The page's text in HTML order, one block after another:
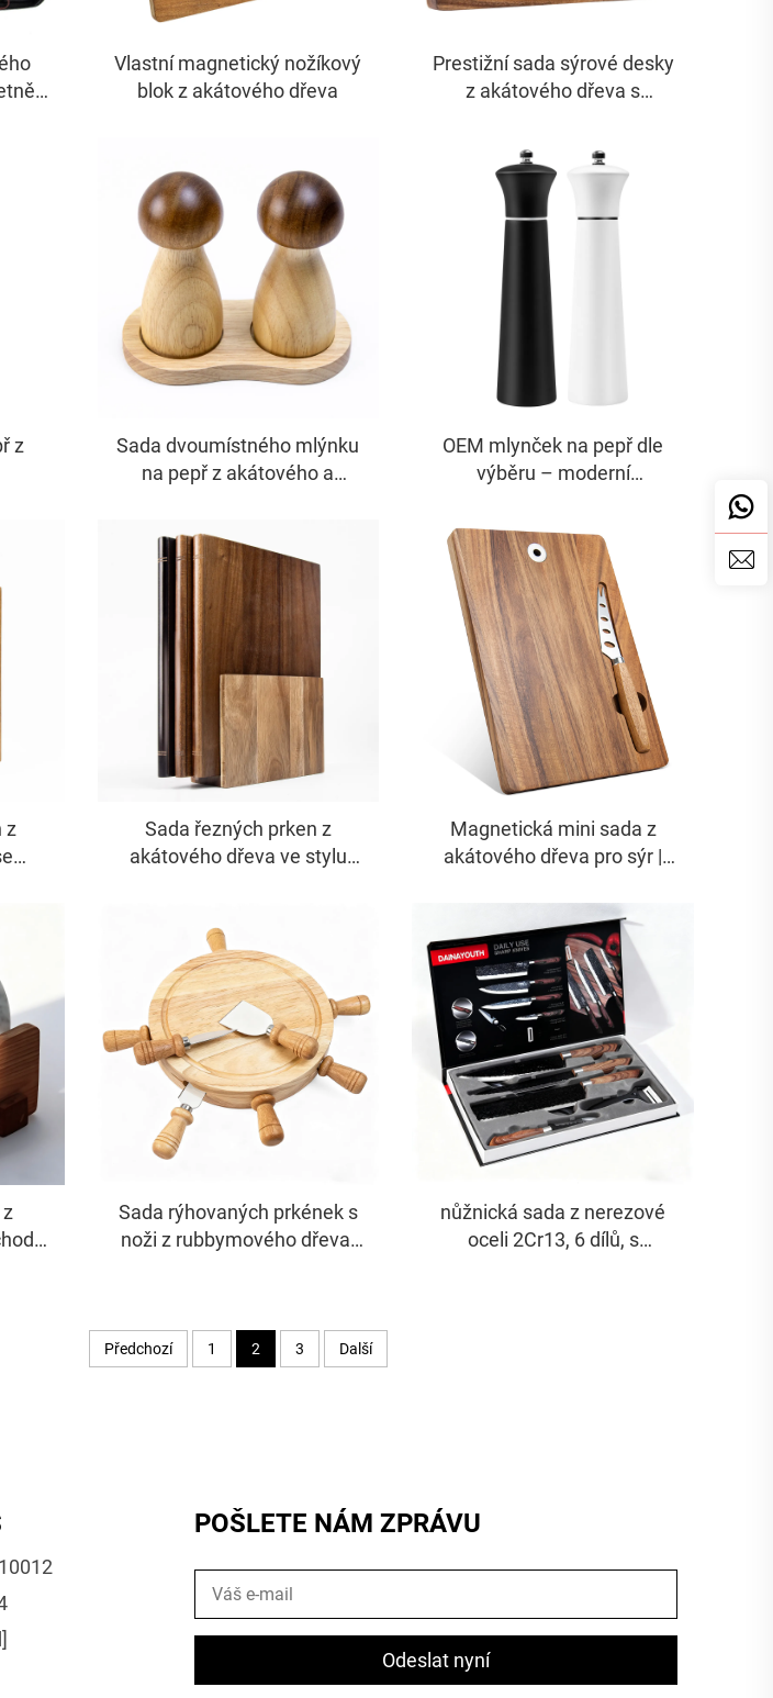
Vlastní magnetický nožíkový
blok z akátového dřeva
Prestižní sada sýrové desky
z akátového dřeva s
pro šťávu
z
Sada dvoumístného mlýnku
na pepř z akátového a
OEM mlynček na pepř dle
výběru – moderní
normě FDA, vhodný pro
prodejce na Amazon FBA a
OEM
z
Sada řezných prken z
akátového dřeva ve stylu
Magnetická mini sada z
akátového dřeva pro sýr |
|
Sada rýhovaných prkének s
noži z rubbymového dřeva,
nůžnická sada z nerezové
oceli 2Cr13, 6 dílů, s
Předchozí 1 2 3 Další
POŠLETE NÁM ZPRÁVU
Odeslat nyní